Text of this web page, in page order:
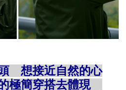
想接近自然的心
極簡穿搭去體現